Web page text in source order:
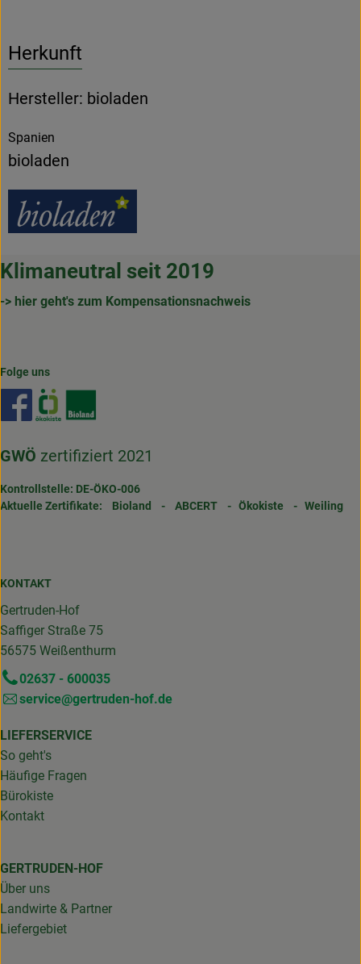
Herkunft
Hersteller: bioladen
Spanien
bioladen
Klimaneutral seit 2019
-> hier geht's zum Kompensationsnachweis
Folge uns
Externer Link zu https://www.facebook.com/
GWÖ zertifiziert 2021
Kontrollstelle: DE-ÖKO-006
Aktuelle Zertifikate: Bioland - ABCERT - Ökokiste - Weiling
KONTAKT
Gertruden-Hof
Saffiger Straße 75
56575 Weißenthurm
02637 - 600035
service@gertruden-hof.de
LIEFERSERVICE
So geht's
Häufige Fragen
Bürokiste
Kontakt
GERTRUDEN-HOF
Über uns
Landwirte & Partner
Liefergebiet